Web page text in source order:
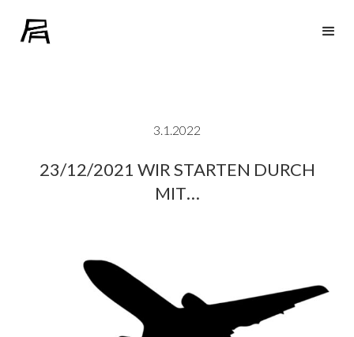
3.1.2022
23/12/2021 WIR STARTEN DURCH
MIT…